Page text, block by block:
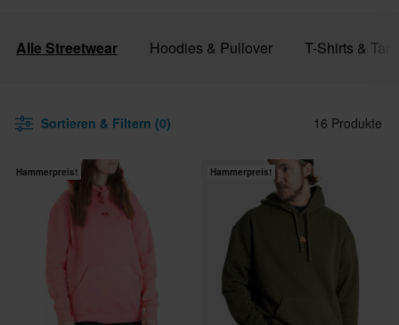
Alle Streetwear Hoodies & Pullover T-Shirts &
Sortieren & Filtern (0) 16 Produkte
Hammerpreis! Hammerpreis!